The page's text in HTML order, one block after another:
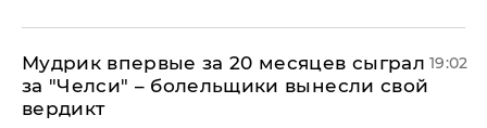
Мудрик впервые за 20 месяцев сыграл
за "Челси" – болельщики вынесли свой
вердикт
19:02